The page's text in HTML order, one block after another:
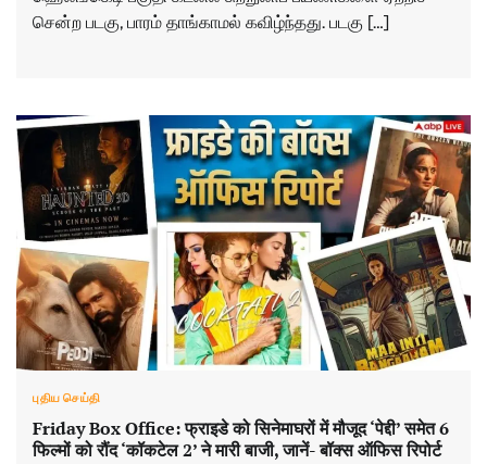
சென்ற படகு, பாரம் தாங்காமல் கவிழ்ந்தது. படகு […]
புதிய செய்தி
Friday Box Office: फ्राइडे को सिनेमाघरों में मौजूद ‘पेद्दी’ समेत 6
फिल्मों को रौंद ‘कॉकटेल 2’ ने मारी बाजी, जानें- बॉक्स ऑफिस रिपोर्ट